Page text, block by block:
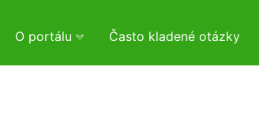
O portálu Často kladené otázky